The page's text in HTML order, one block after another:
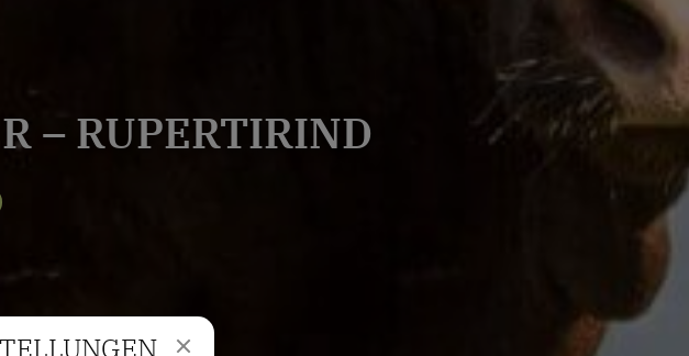
– RUPERTIRIND